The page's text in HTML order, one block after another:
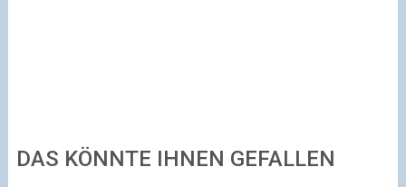
DAS KÖNNTE IHNEN GEFALLEN